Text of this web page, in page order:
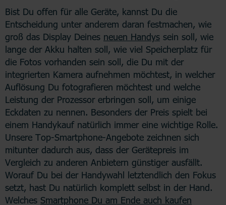
Bist Du offen für alle Geräte, kannst Du die
Entscheidung unter anderem daran festmachen, wie
groß das Display Deines neuen Handys sein soll, wie
lange der Akku halten soll, wie viel Speicherplatz für
die Fotos vorhanden sein soll, die Du mit der
integrierten Kamera aufnehmen möchtest, in welcher
Auflösung Du fotografieren möchtest und welche
Leistung der Prozessor erbringen soll, um einige
Eckdaten zu nennen. Besonders der Preis spielt bei
einem Handykauf natürlich immer eine wichtige Rolle.
Unsere Top-Smartphone-Angebote zeichnen sich
mitunter dadurch aus, dass der Gerätepreis im
Vergleich zu anderen Anbietern günstiger ausfällt.
Worauf Du bei der Handywahl letztendlich den Fokus
setzt, hast Du natürlich komplett selbst in der Hand.
Welches Smartphone Du am Ende auch kaufen